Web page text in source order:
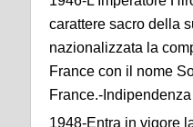
carattere sacro della
nazionalizzata la
France con il nome
France.-
1948-Entra in vigore